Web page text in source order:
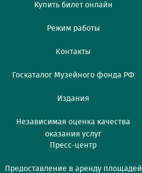
Купить билет онлайн
Режим работы
Контакты
Госкаталог Музейного фонда РФ
Издания
Независимая оценка качества
оказания услуг
Пресс-центр
Предоставление в аренду площадей